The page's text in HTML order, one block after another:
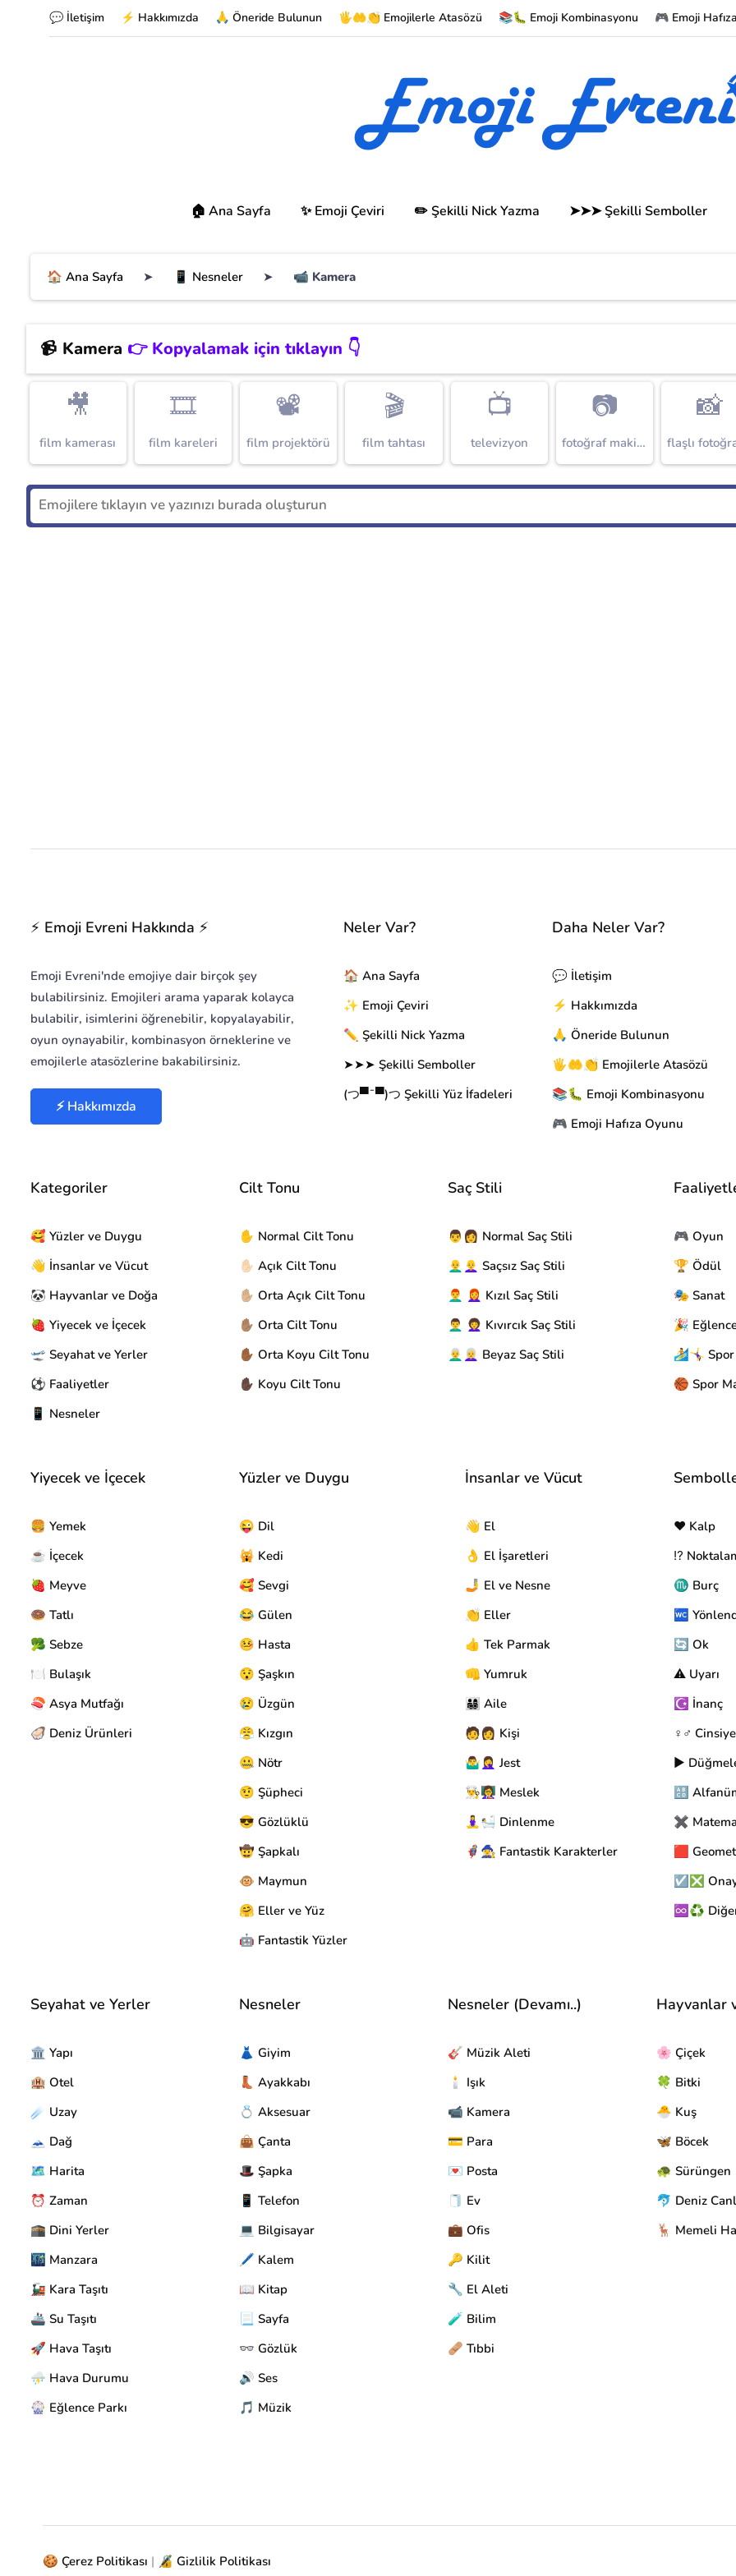
💬 İletişim ⚡ Hakkımızda 🙏 Öneride Bulunun 🖐🤲👏 Emojilerle Atasözü 📚🐛 Emoji Kombinasyonu 🎮 Emoji
🏠 Ana Sayfa ✨ Emoji Çeviri ✏️ Şekilli Nick Yazma ➤➤➤ Şekilli Semboller
🏠 Ana Sayfa ➤ 📱 Nesneler ➤ 📹 Kamera
📹 Kamera 👉 Kopyalamak için tıklayın 👇
🎥
film kamerası
🎞️
film kareleri
📽️
film projektörü
🎬
film tahtası
📺
televizyon
📷
fotoğraf makinesi
📸
⚡ Emoji Evreni Hakkında ⚡
Emoji Evreni'nde emojiye dair birçok şey
bulabilirsiniz. Emojileri arama yaparak kolayca
bulabilir, isimlerini öğrenebilir, kopyalayabilir,
oyun oynayabilir, kombinasyon örneklerine ve
emojilerle atasözlerine bakabilirsiniz.
⚡ Hakkımızda
Neler Var?
🏠 Ana Sayfa
✨ Emoji Çeviri
✏️ Şekilli Nick Yazma
➤➤➤ Şekilli Semboller
(つ▀¯▀)つ Şekilli Yüz İfadeleri
Daha Neler Var?
💬 İletişim
⚡ Hakkımızda
🙏 Öneride Bulunun
🖐🤲👏 Emojilerle Atasözü
📚🐛 Emoji Kombinasyonu
🎮 Emoji Hafıza Oyunu
Kategoriler
🥰 Yüzler ve Duygu
👋 İnsanlar ve Vücut
🐼 Hayvanlar ve Doğa
🍓 Yiyecek ve İçecek
🛫 Seyahat ve Yerler
⚽ Faaliyetler
📱 Nesneler
Cilt Tonu
✋ Normal Cilt Tonu
✋🏻 Açık Cilt Tonu
✋🏼 Orta Açık Cilt Tonu
✋🏽 Orta Cilt Tonu
✋🏾 Orta Koyu Cilt Tonu
✋🏿 Koyu Cilt Tonu
Saç Stili
👨👩 Normal Saç Stili
👨‍🦲👩‍🦲 Saçsız Saç Stili
👨‍🦰 👩‍🦰 Kızıl Saç Stili
👨‍🦱 👩‍🦱 Kıvırcık Saç Stili
👨‍🦳👩‍🦳 Beyaz Saç Stili
🎮 Oyun
🏆 Ödül
🎭 Sanat
🎉
🏄🤸‍♀️ Spor
🏀 Spor
Yiyecek ve İçecek
🍔 Yemek
☕ İçecek
🍓 Meyve
🍩 Tatlı
🥦 Sebze
🍽️ Bulaşık
🍣 Asya Mutfağı
🦪 Deniz Ürünleri
Yüzler ve Duygu
😜 Dil
🙀 Kedi
🥰 Sevgi
😂 Gülen
🤒 Hasta
😯 Şaşkın
😢 Üzgün
😤 Kızgın
🤐 Nötr
🤨 Şüpheci
😎 Gözlüklü
🤠 Şapkalı
🐵 Maymun
🤗 Eller ve Yüz
🤖 Fantastik Yüzler
İnsanlar ve Vücut
👋 El
👌 El İşaretleri
🤳 El ve Nesne
👏 Eller
👍 Tek Parmak
👊 Yumruk
👨‍👩‍👧‍👦 Aile
🧑👩 Kişi
🤷‍♂️🤦‍♀️ Jest
👨‍🍳👩‍🏫 Meslek
🧘‍♀️🛀 Dinlenme
🦸‍♂️🧙‍♀️ Fantastik Karakterler
❤️ Kalp
⁉️
♏ Burç
🚾
🔄 Ok
⚠️ Uyarı
☪️ İnanç
♀️♂️
▶️
🔠
✖️
🟥
☑️❎ Onay
♾️♻️ Diğer
Seyahat ve Yerler
🏛️ Yapı
🏨 Otel
☄️ Uzay
🗻 Dağ
🗺️ Harita
⏰ Zaman
🕋 Dini Yerler
🌃 Manzara
🚂 Kara Taşıtı
🚢 Su Taşıtı
🚀 Hava Taşıtı
⛈️ Hava Durumu
🎡 Eğlence Parkı
Nesneler
👗 Giyim
👢 Ayakkabı
💍 Aksesuar
👜 Çanta
🎩 Şapka
📱 Telefon
💻 Bilgisayar
🖊️ Kalem
📖 Kitap
📃 Sayfa
👓 Gözlük
🔊 Ses
🎵 Müzik
Nesneler (Devamı..)
🎸 Müzik Aleti
🕯️ Işık
📹 Kamera
💳 Para
💌 Posta
🧻 Ev
💼 Ofis
🔑 Kilit
🔧 El Aleti
🧪 Bilim
🩹 Tıbbi
Hayvanlar
🌸 Çiçek
🍀 Bitki
🐣 Kuş
🦋 Böcek
🐢 Sürüngen
🐬 Deniz
🦌 Memeli
🍪 Çerez Politikası | 🔏 Gizlilik Politikası